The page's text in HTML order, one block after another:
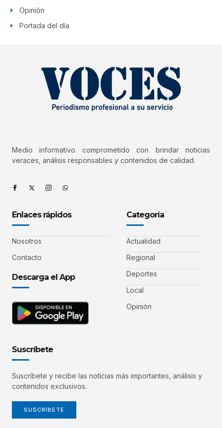
Opinión
Portada del día
Medio informativo comprometido con brindar noticias
veraces, análisis responsables y contenidos de calidad.
Enlaces rápidos
Nosotros
Contacto
Descarga el App
Categoría
Actualidad
Regional
Deportes
Local
Opinión
Suscríbete
Suscríbete y recibe las noticias más importantes, análisis y
contenidos exclusivos.
SUSCRÍBETE